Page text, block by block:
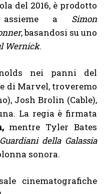
del 2016, è prodotto
a Simon
, basandosi su uno
Wernick.
nei panni del
di Marvel, troveremo
Josh Brolin (Cable),
La regia è firmata
mentre Tyler Bates
della Galassia
sonora.
cinematografiche